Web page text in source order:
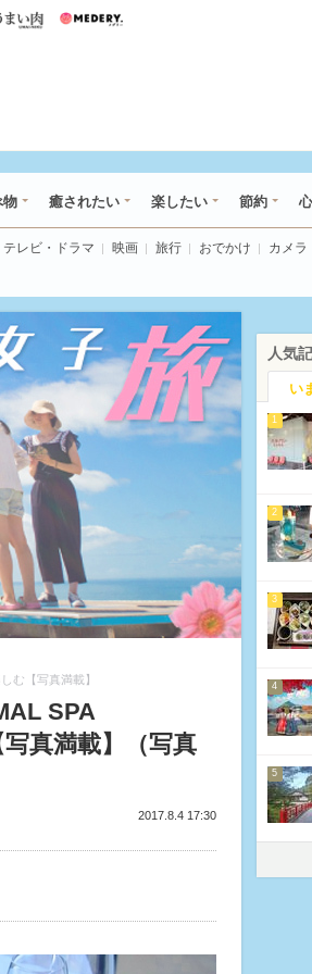
パン うまい肉
物 癒されたい 楽したい 節約
テレビ・ドラマ 映画 旅行 おでかけ カメラ
む【写真満載】
SPA
真満載】（写真
2017.8.4 17:30
人気
い
1
2
3
4
5